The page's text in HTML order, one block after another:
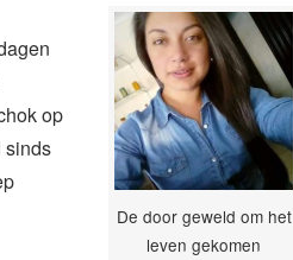
De door geweld om het
leven gekomen
op
sinds